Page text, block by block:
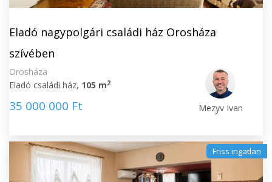
Eladó nagypolgári családi ház Orosháza
szívében
Orosháza
Eladó családi ház, 105 m2
35 000 000 Ft Mezyv Ivan
Friss ingatlan